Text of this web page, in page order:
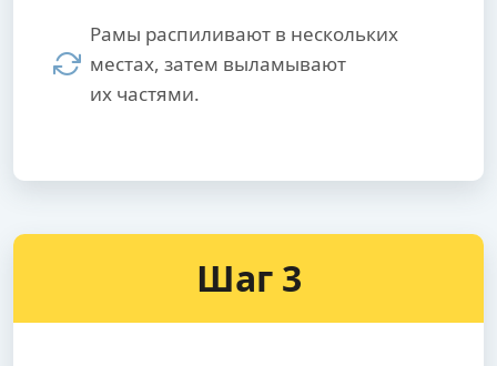
Рамы распиливают в нескольких
местах, затем выламывают
их частями.
Шаг 3